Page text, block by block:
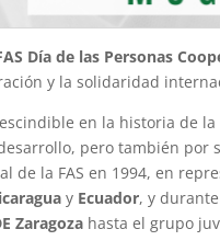
Día de las Personas
y la solidaridad
en la historia de la
pero también
la FAS en 1994, en
y Ecuador, y
Zaragoza hasta el grupo